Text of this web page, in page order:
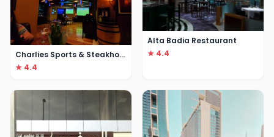
Charlies Sports & Steakhouse
★ 4.4
Alta Badia Restaurant
★ 4.4